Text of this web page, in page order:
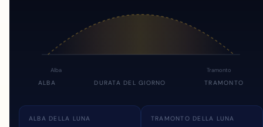
Alba Tramonto
ALBA DURATA DEL GIORNO TRAMONTO
ALBA DELLA LUNA TRAMONTO DELLA LUNA